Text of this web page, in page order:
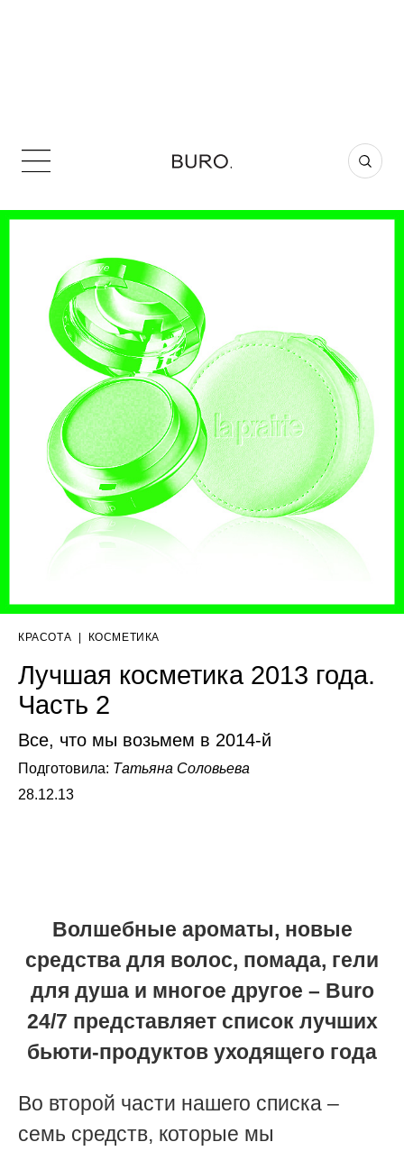
КРАСОТА | КОСМЕТИКА
Лучшая косметика 2013 года.
Часть 2
Все, что мы возьмем в 2014-й
Подготовила: Татьяна Соловьева
28.12.13
Волшебные ароматы, новые
средства для волос, помада, гели
для душа и многое другое – Buro
24/7 представляет список лучших
бьюти-продуктов уходящего года
Во второй части нашего списка –
семь средств, которые мы